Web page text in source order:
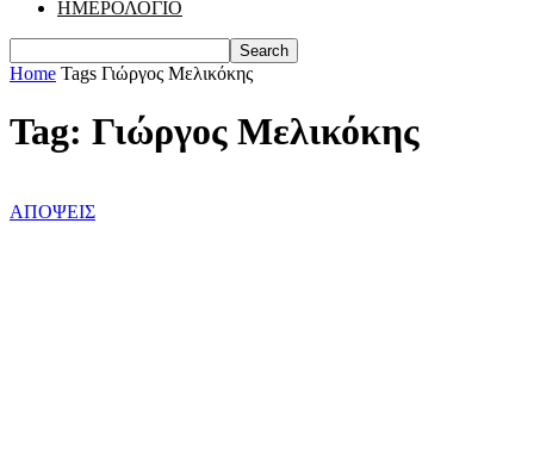
ΗΜΕΡΟΛΟΓΙΟ
Home Tags Γιώργος Μελικόκης
Tag: Γιώργος Μελικόκης
ΑΠΟΨΕΙΣ